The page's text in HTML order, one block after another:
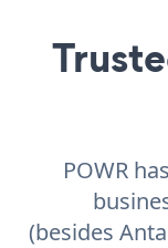
POWR
(besides